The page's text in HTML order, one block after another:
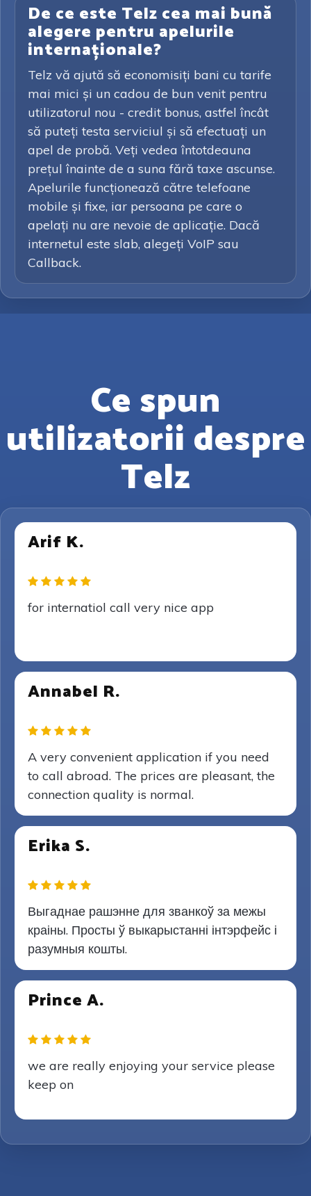
De ce este Telz cea mai bună
alegere pentru apelurile
internaționale?
Telz vă ajută să economisiți bani cu tarife
mai mici și un cadou de bun venit pentru
utilizatorul nou - credit bonus, astfel încât
să puteți testa serviciul și să efectuați un
apel de probă. Veți vedea întotdeauna
prețul înainte de a suna fără taxe ascunse.
Apelurile funcționează către telefoane
mobile și fixe, iar persoana pe care o
apelați nu are nevoie de aplicație. Dacă
internetul este slab, alegeți VoIP sau
Callback.
Ce spun
utilizatorii despre
Telz
Arif K.
for internatiol call very nice app
Annabel R.
A very convenient application if you need
to call abroad. The prices are pleasant, the
connection quality is normal.
Erika S.
Выгаднае рашэнне для званкоў за межы
краіны. Просты ў выкарыстанні інтэрфейс і
разумныя кошты.
Prince A.
we are really enjoying your service please
keep on